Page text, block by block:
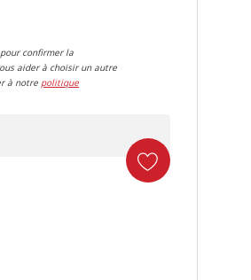
confirmer la
aider à choisir un autre
à notre politique